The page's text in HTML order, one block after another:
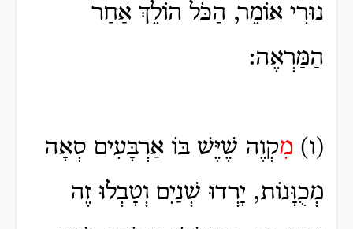
נוּרִי אוֹמֵר, הַכֹּל הוֹלֵךְ אַחַר
הַמַּרְאֶה:
(ו) מִקְוֶה שֶׁיֶּשׁ בּוֹ אַרְבָּעִים סְאָה
מְכֻוָּנוֹת, יָרְדוּ שְׁנַיִם וְטָבְלוּ זֶה